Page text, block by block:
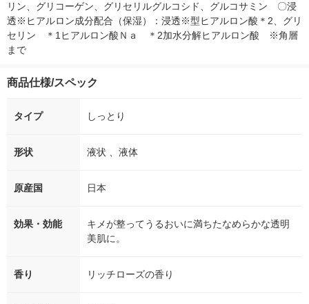
リン、グリコーゲン、グリセリルグルコシド、グルコサミン　〇浸
透※ヒアルロン成分配合（保湿）：浸透※型ヒアルロン酸＊2、グリ
セリン　＊1ヒアルロン酸Ｎａ　＊2加水分解ヒアルロン酸　※角層
まで
商品仕様/スペック
タイプ しっとり
形状 液状 、液体
原産国 日本
効果・効能
キメが整ってうるおいに満ちたなめらかな透明
美肌に。
香り リッチローズの香り